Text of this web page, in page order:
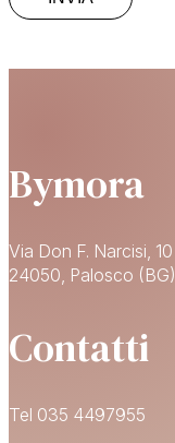
Bymora
Via Don F. Narcisi, 10
24050, Palosco (BG)
Contatti
Tel 035 4497955